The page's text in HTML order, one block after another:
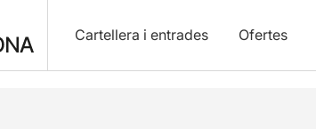
Cartellera i entrades Ofertes